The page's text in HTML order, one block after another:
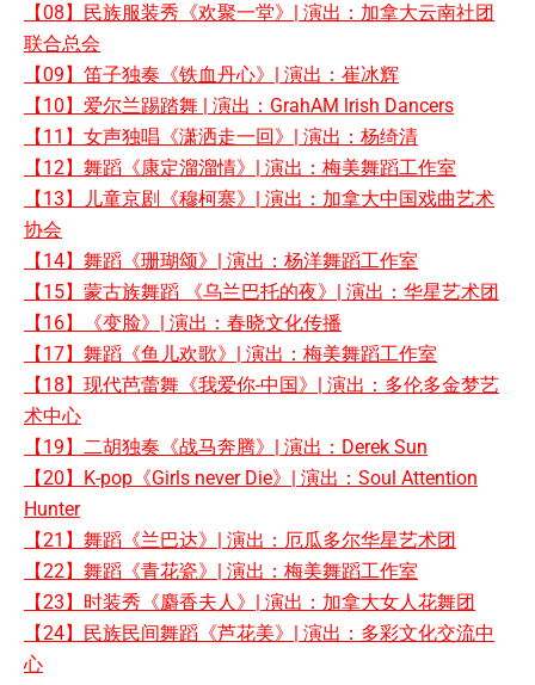
【08】民族服装秀《欢聚一堂》| 演出：加拿大云南社团
联合总会
【09】笛子独奏《铁血丹心》| 演出：崔冰辉
【10】爱尔兰踢踏舞 | 演出：GrahAM lrish Dancers
【11】女声独唱《潇洒走一回》| 演出：杨绮清
【12】舞蹈《康定溜溜情》| 演出：梅美舞蹈工作室
【13】儿童京剧《穆柯寨》| 演出：加拿大中国戏曲艺术
协会
【14】舞蹈《珊瑚颂》| 演出：杨洋舞蹈工作室
【15】蒙古族舞蹈 《乌兰巴托的夜》| 演出：华星艺术团
【16】《变脸》| 演出：春晓文化传播
【17】舞蹈《鱼儿欢歌》| 演出：梅美舞蹈工作室
【18】现代芭蕾舞《我爱你-中国》| 演出：多伦多金梦艺
术中心
【19】二胡独奏《战马奔腾》| 演出：Derek Sun
【20】K-pop《Girls never Die》| 演出：Soul Attention
Hunter
【21】舞蹈《兰巴达》| 演出：厄瓜多尔华星艺术团
【22】舞蹈《青花瓷》| 演出：梅美舞蹈工作室
【23】时装秀《麝香夫人》| 演出：加拿大女人花舞团
【24】民族民间舞蹈《芦花美》| 演出：多彩文化交流中
心